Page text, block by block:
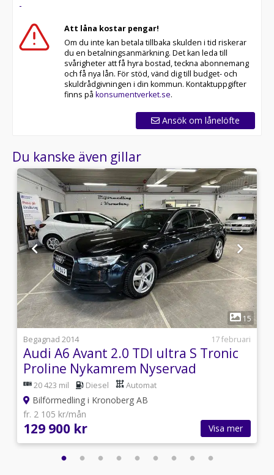
-
Att låna kostar pengar!
Om du inte kan betala tillbaka skulden i tid riskerar
du en betalningsanmärkning. Det kan leda till
svårigheter att få hyra bostad, teckna abonnemang
och få nya lån. För stöd, vänd dig till budget- och
skuldrådgivningen i din kommun. Kontaktuppgifter
finns på konsumentverket.se.
Ansök om lånelöfte
Du kanske även gillar
1
15
Begagnad 2014
17 februari
Audi A6 Avant 2.0 TDI ultra S Tronic
Proline Nykamrem Nyservad
20 423 mil Diesel Automat
Bilförmedling i Kronoberg AB
fr. 2 105 kr/mån
129 900 kr Visa mer